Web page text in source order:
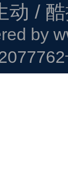
动 /
by